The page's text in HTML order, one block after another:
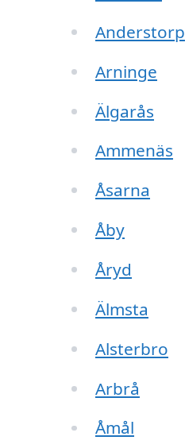
Anderstorp
Arninge
Älgarås
Ammenäs
Åsarna
Åby
Åryd
Älmsta
Alsterbro
Arbrå
Åmål